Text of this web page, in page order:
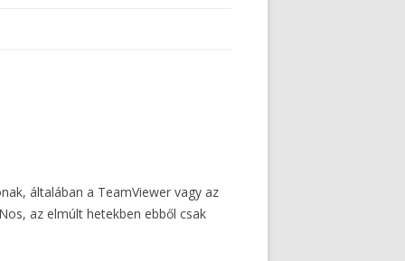
általában a TeamViewer vagy az
az elmúlt hetekben ebből csak